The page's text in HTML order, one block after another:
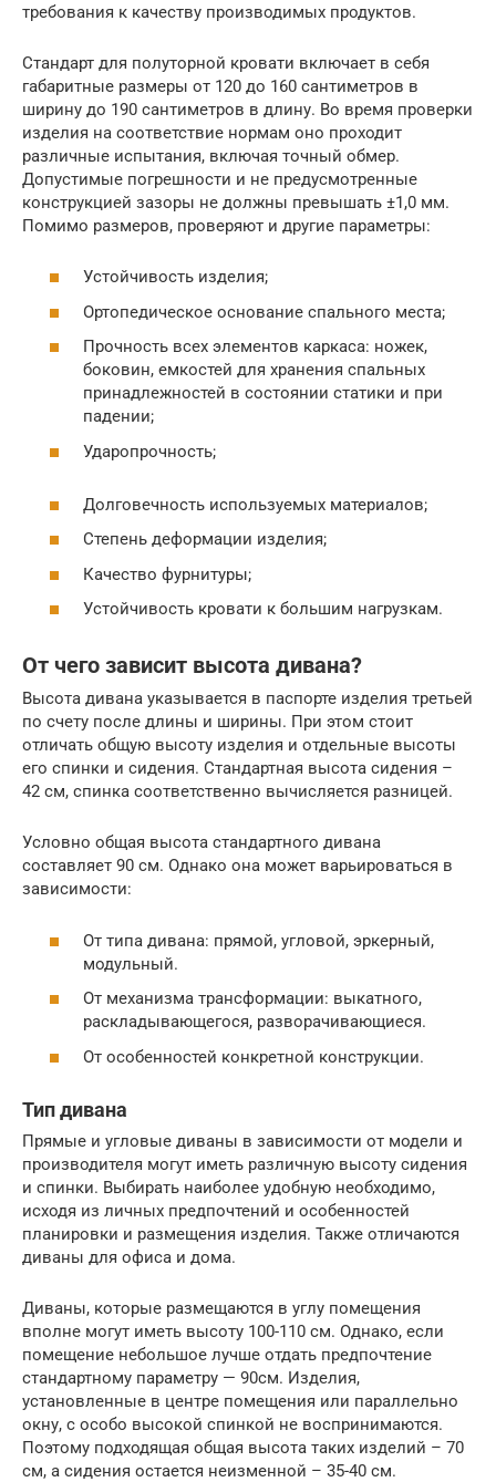
требования к качеству производимых продуктов.
Стандарт для полуторной кровати включает в себя
габаритные размеры от 120 до 160 сантиметров в
ширину до 190 сантиметров в длину. Во время проверки
изделия на соответствие нормам оно проходит
различные испытания, включая точный обмер.
Допустимые погрешности и не предусмотренные
конструкцией зазоры не должны превышать ±1,0 мм.
Помимо размеров, проверяют и другие параметры:
Устойчивость изделия;
Ортопедическое основание спального места;
Прочность всех элементов каркаса: ножек,
боковин, емкостей для хранения спальных
принадлежностей в состоянии статики и при
падении;
Ударопрочность;
Долговечность используемых материалов;
Степень деформации изделия;
Качество фурнитуры;
Устойчивость кровати к большим нагрузкам.
От чего зависит высота дивана?
Высота дивана указывается в паспорте изделия третьей
по счету после длины и ширины. При этом стоит
отличать общую высоту изделия и отдельные высоты
его спинки и сидения. Стандартная высота сидения –
42 см, спинка соответственно вычисляется разницей.
Условно общая высота стандартного дивана
составляет 90 см. Однако она может варьироваться в
зависимости:
От типа дивана: прямой, угловой, эркерный,
модульный.
От механизма трансформации: выкатного,
раскладывающегося, разворачивающиеся.
От особенностей конкретной конструкции.
Тип дивана
Прямые и угловые диваны в зависимости от модели и
производителя могут иметь различную высоту сидения
и спинки. Выбирать наиболее удобную необходимо,
исходя из личных предпочтений и особенностей
планировки и размещения изделия. Также отличаются
диваны для офиса и дома.
Диваны, которые размещаются в углу помещения
вполне могут иметь высоту 100-110 см. Однако, если
помещение небольшое лучше отдать предпочтение
стандартному параметру — 90см. Изделия,
установленные в центре помещения или параллельно
окну, с особо высокой спинкой не воспринимаются.
Поэтому подходящая общая высота таких изделий – 70
см, а сидения остается неизменной – 35-40 см.